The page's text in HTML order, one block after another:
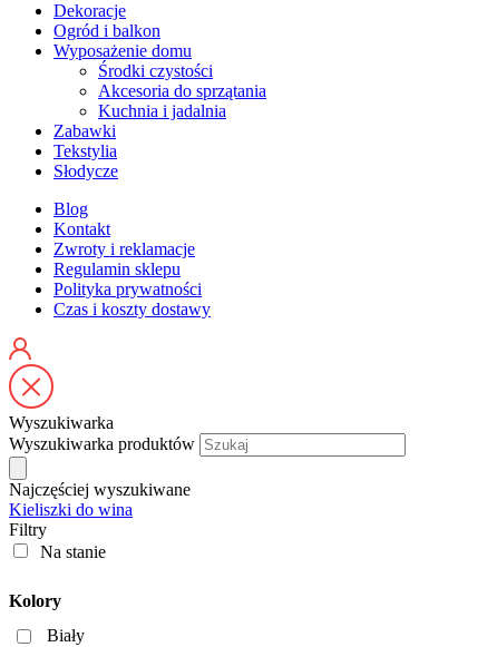
Dekoracje
Ogród i balkon
Wyposażenie domu
Środki czystości
Akcesoria do sprzątania
Kuchnia i jadalnia
Zabawki
Tekstylia
Słodycze
Blog
Kontakt
Zwroty i reklamacje
Regulamin sklepu
Polityka prywatności
Czas i koszty dostawy
Wyszukiwarka
Wyszukiwarka produktów
Najczęściej wyszukiwane
Kieliszki do wina
Filtry
Na stanie
Kolory
Biały